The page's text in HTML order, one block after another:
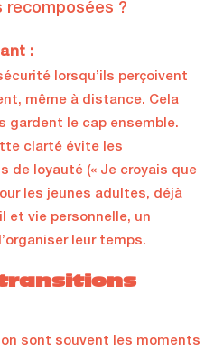
recomposées ?
:
lorsqu’ils perçoivent
même à distance. Cela
gardent le cap ensemble.
clarté évite les
de loyauté (« Je croyais que
les jeunes adultes, déjà
et vie personnelle, un
leur temps.
sont souvent les moments